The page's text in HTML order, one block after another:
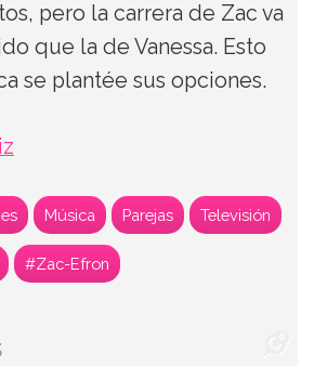
pero la carrera de Zac va
que la de Vanessa. Esto
se plantée sus opciones.
Música Parejas Televisión
#Zac-Efron